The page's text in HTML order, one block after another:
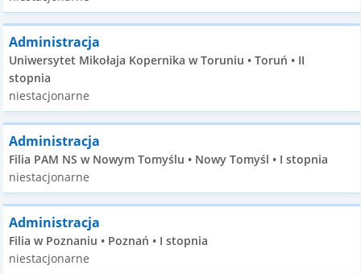
Administracja
Uniwersytet Mikołaja Kopernika w Toruniu • Toruń • II
stopnia
niestacjonarne
Administracja
Filia PAM NS w Nowym Tomyślu • Nowy Tomyśl • I stopnia
niestacjonarne
Administracja
Filia w Poznaniu • Poznań • I stopnia
niestacjonarne